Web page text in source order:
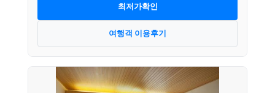
최저가확인
여행객 이용후기